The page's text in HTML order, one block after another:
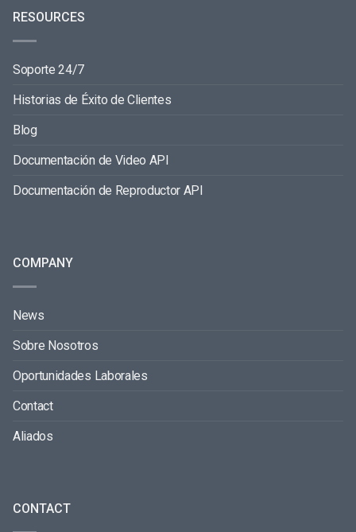
RESOURCES
Soporte 24/7
Historias de Éxito de Clientes
Blog
Documentación de Video API
Documentación de Reproductor API
COMPANY
News
Sobre Nosotros
Oportunidades Laborales
Contact
Aliados
CONTACT